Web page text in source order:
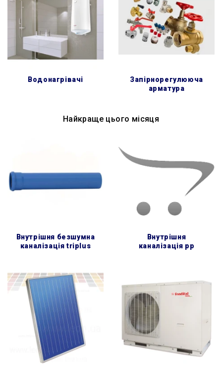
водонагрівачі
запірнорегулююча
арматура
Найкраще цього місяця
внутрішня безшумна
каналізація triplus
внутрішня
каналізація pp